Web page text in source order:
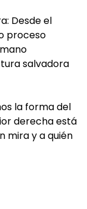
Desde el
proceso
salvadora
la forma del
derecha está
mira y a quién